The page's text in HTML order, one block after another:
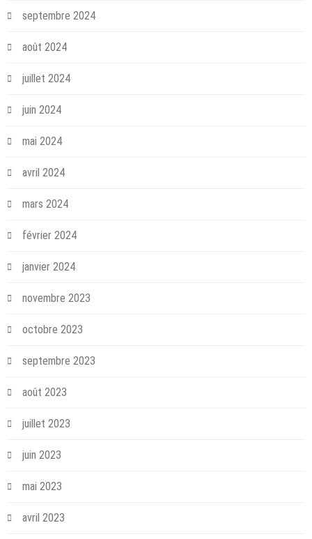
septembre 2024
août 2024
juillet 2024
juin 2024
mai 2024
avril 2024
mars 2024
février 2024
janvier 2024
novembre 2023
octobre 2023
septembre 2023
août 2023
juillet 2023
juin 2023
mai 2023
avril 2023